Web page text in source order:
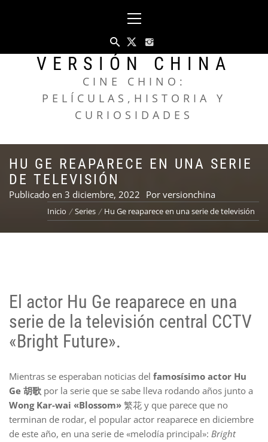
principal
VERSIÓN CHINA
CINE CHINO:
PELÍCULAS,HISTORIA Y
CURIOSIDADES
HU GE REAPARECE EN UNA SERIE
DE TELEVISIÓN
Publicado en 3 diciembre, 2022 Por versionchina
Inicio Series Hu Ge reaparece en una serie de televisión
El actor Hu Ge reaparece en una
serie de la televisión central CCTV
«Bright Future».
Mientras se esperaban noticias del famosísimo actor Hu
Ge 胡歌 por la serie que se sabe lleva rodando años junto a
Wong Kar-wai «Blossom» 繁花 y que parece que no
terminan de rodar, el popular actor reaparece en diciembre
de este año, en una serie de «melodía principal»: Bright